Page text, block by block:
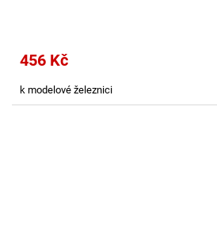
456 Kč
k modelové železnici